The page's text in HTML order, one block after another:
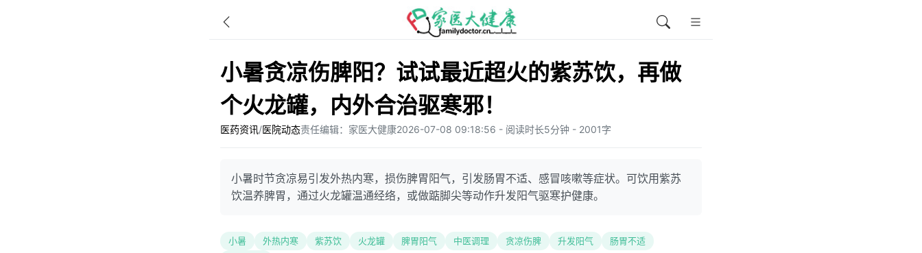
小暑贪凉伤脾阳？试试最近超火的紫苏饮，再做
个火龙罐，内外合治驱寒邪！
医药资讯/医院动态责任编辑：家医大健康2026-07-08 09:18:56 - 阅读时长5分钟 - 2001字
小暑时节贪凉易引发外热内寒，损伤脾胃阳气，引发肠胃不适、感冒咳嗽等症状。可饮用紫苏
饮温养脾胃，通过火龙罐温通经络，或做踮脚尖等动作升发阳气驱寒护健康。
小暑 外热内寒 紫苏饮 火龙罐 脾胃阳气 中医调理 贪凉伤脾 升发阳气
肠胃不适